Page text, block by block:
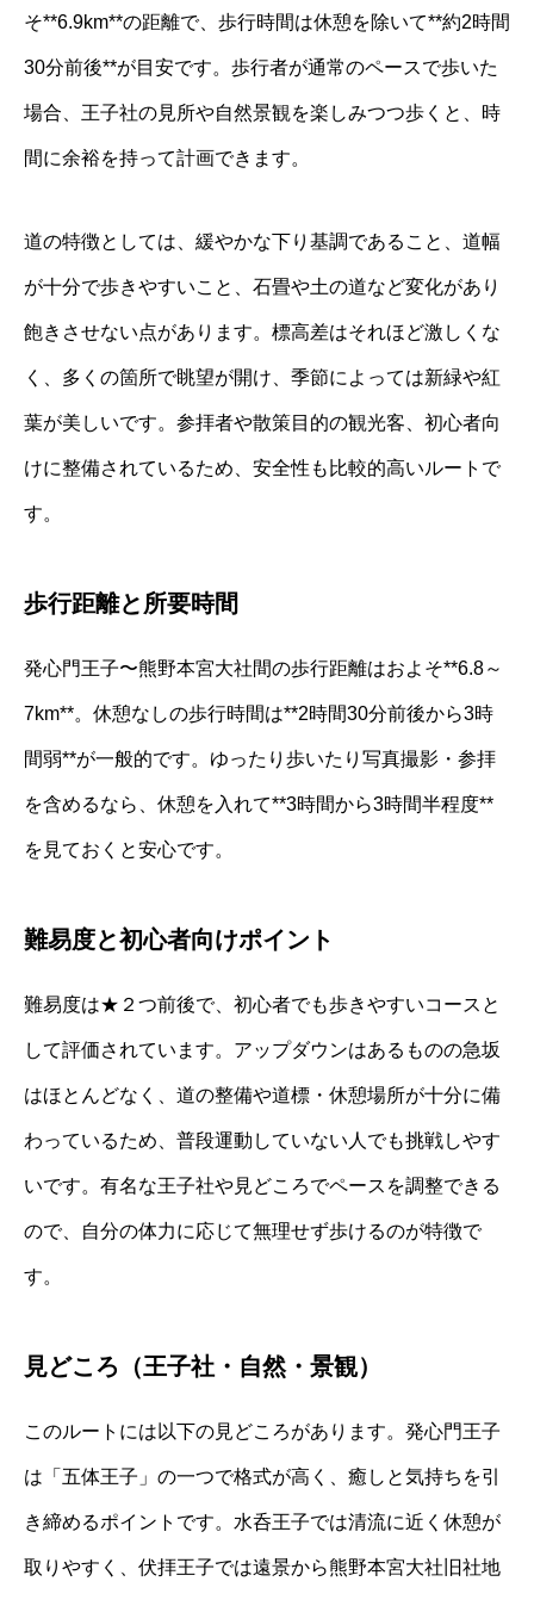
そ**6.9km**の距離で、歩行時間は休憩を除いて**約2時間
30分前後**が目安です。歩行者が通常のペースで歩いた
場合、王子社の見所や自然景観を楽しみつつ歩くと、時
間に余裕を持って計画できます。
道の特徴としては、緩やかな下り基調であること、道幅
が十分で歩きやすいこと、石畳や土の道など変化があり
飽きさせない点があります。標高差はそれほど激しくな
く、多くの箇所で眺望が開け、季節によっては新緑や紅
葉が美しいです。参拝者や散策目的の観光客、初心者向
けに整備されているため、安全性も比較的高いルートで
す。
歩行距離と所要時間
発心門王子〜熊野本宮大社間の歩行距離はおよそ**6.8～
7km**。休憩なしの歩行時間は**2時間30分前後から3時
間弱**が一般的です。ゆったり歩いたり写真撮影・参拝
を含めるなら、休憩を入れて**3時間から3時間半程度**
を見ておくと安心です。
難易度と初心者向けポイント
難易度は★２つ前後で、初心者でも歩きやすいコースと
して評価されています。アップダウンはあるものの急坂
はほとんどなく、道の整備や道標・休憩場所が十分に備
わっているため、普段運動していない人でも挑戦しやす
いです。有名な王子社や見どころでペースを調整できる
ので、自分の体力に応じて無理せず歩けるのが特徴で
す。
見どころ（王子社・自然・景観）
このルートには以下の見どころがあります。発心門王子
は「五体王子」の一つで格式が高く、癒しと気持ちを引
き締めるポイントです。水呑王子では清流に近く休憩が
取りやすく、伏拝王子では遠景から熊野本宮大社旧社地